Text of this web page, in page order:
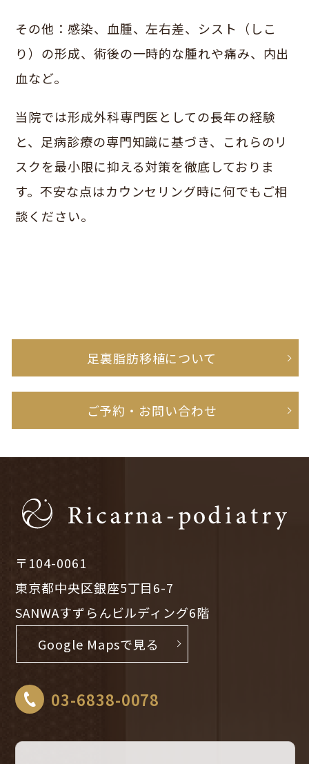
その他：感染、血腫、左右差、シスト（しこ
り）の形成、術後の一時的な腫れや痛み、内出
血など。
当院では形成外科専門医としての長年の経験
と、足病診療の専門知識に基づき、これらのリ
スクを最小限に抑える対策を徹底しておりま
す。不安な点はカウンセリング時に何でもご相
談ください。
足裏脂肪移植について
ご予約・お問い合わせ
〒104-0061
東京都中央区銀座5丁目6-7
SANWAすずらんビルディング6階
Google Mapsで見る
03-6838-0078